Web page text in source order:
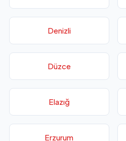
Denizli
Düzce
Elazığ
Erzurum